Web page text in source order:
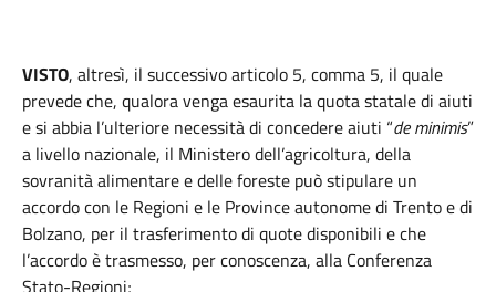
VISTO, altresì, il successivo articolo 5, comma 5, il quale
prevede che, qualora venga esaurita la quota statale di aiuti
e si abbia l’ulteriore necessità di concedere aiuti “de minimis”
a livello nazionale, il Ministero dell’agricoltura, della
sovranità alimentare e delle foreste può stipulare un
accordo con le Regioni e le Province autonome di Trento e di
Bolzano, per il trasferimento di quote disponibili e che
l’accordo è trasmesso, per conoscenza, alla Conferenza
Stato-Regioni;